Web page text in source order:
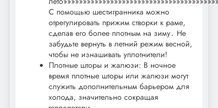
С помощью шестигранника можно
отрегулировать прижим створки к раме,
сделав его более плотным на зиму․ Не
забудьте вернуть в летний режим весной,
чтобы не изнашивать уплотнители!
Плотные шторы и жалюзи: В ночное
время плотные шторы или жалюзи могут
служить дополнительным барьером для
холода, значительно сокращая